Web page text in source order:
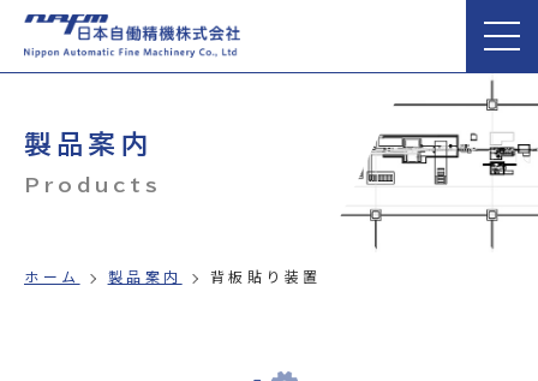
製品案内
Products
ホーム 製品案内 背板貼り装置